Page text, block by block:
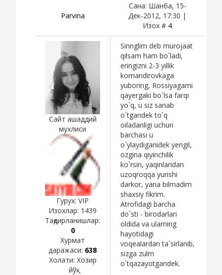
Parvina
Сана: Шанба, 15-
Дек-2012, 17:30 |
Изох # 4
Сайт ашаддий
мухлиси
Гурух: VIP
Изохлар: 1439
Тақдирланишлар:
0
Хурмат
даражаси: 638
Холати: Хозир
йўқ
Sinnglim deb murojaat
qilsam ham bo`ladi,
eringizni 2-3 yillik
komandirovkaga
yuboring, Rossiyagami
qayergaki bo`lsa farqi
yo`q, u siz sanab
o`tgandek to`q
oiladanligi uchun
barchasi u
o`ylaydiganidek yengil,
ozgina qiyinchilik
ko`rsin, yaqinlaridan
uzoqroqqa yurishi
darkor, yana bilmadim
shaxsiy fikrim.
Atrofidagi barcha
do`sti - birodarlari
oldida va ularning
hayotidagi
voqealardan ta`sirlanib,
sizga zulm
o`tqazayotgandek.